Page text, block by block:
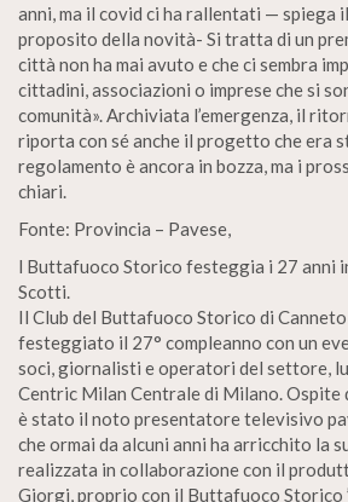
anni, ma il covid ci ha rallentati — spiega
proposito della novità- Si tratta di un
città non ha mai avuto e che ci sembra
cittadini, associazioni o imprese che si
comunità». Archiviata l’emergenza, il
riporta con sé anche il progetto che era
regolamento è ancora in bozza, ma i
chiari.
Fonte: Provincia – Pavese,
l Buttafuoco Storico festeggia i 27 anni
Scotti.
Il Club del Buttafuoco Storico di Canneto
festeggiato il 27° compleanno con un
soci, giornalisti e operatori del settore,
Centric Milan Centrale di Milano. Ospite
è stato il noto presentatore televisivo
che ormai da alcuni anni ha arricchito la
realizzata in collaborazione con il
Giorgi, proprio con il Buttafuoco Storico